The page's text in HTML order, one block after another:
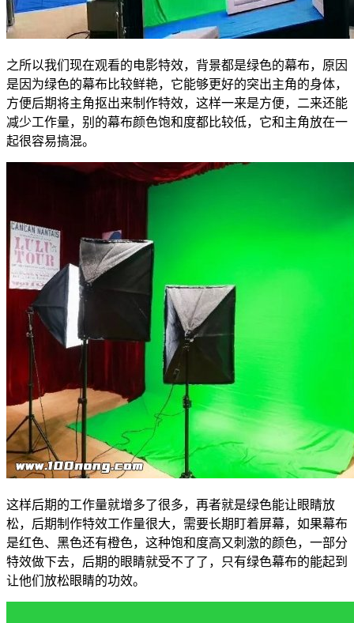
之所以我们现在观看的电影特效，背景都是绿色的幕布，原因
是因为绿色的幕布比较鲜艳，它能够更好的突出主角的身体，
方便后期将主角抠出来制作特效，这样一来是方便，二来还能
减少工作量，别的幕布颜色饱和度都比较低，它和主角放在一
起很容易搞混。
这样后期的工作量就增多了很多，再者就是绿色能让眼睛放
松，后期制作特效工作量很大，需要长期盯着屏幕，如果幕布
是红色、黑色还有橙色，这种饱和度高又刺激的颜色，一部分
特效做下去，后期的眼睛就受不了了，只有绿色幕布的能起到
让他们放松眼睛的功效。